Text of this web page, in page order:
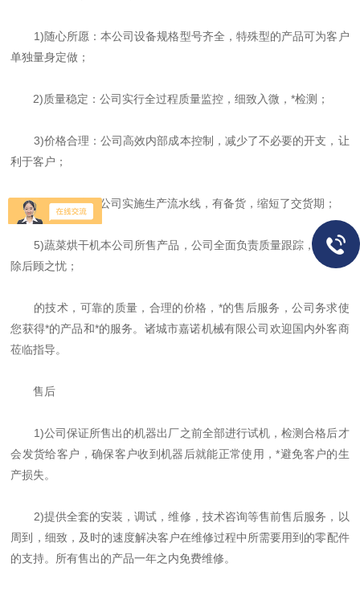
1)随心所愿：本公司设备规格型号齐全，特殊型的产品可为客户
单独量身定做；
2)质量稳定：公司实行全过程质量监控，细致入微，*检测；
3)价格合理：公司高效内部成本控制，减少了不必要的开支，让
利于客户；
4)交货便捷：公司实施生产流水线，有备货，缩短了交货期；
5)蔬菜烘干机本公司所售产品，公司全面负责质量跟踪，为您排
除后顾之忧；
的技术，可靠的质量，合理的价格，*的售后服务，公司务求使
您获得*的产品和*的服务。诸城市嘉诺机械有限公司欢迎国内外客商
莅临指导。
售后
1)公司保证所售出的机器出厂之前全部进行试机，检测合格后才
会发货给客户，确保客户收到机器后就能正常使用，*避免客户的生
产损失。
2)提供全套的安装，调试，维修，技术咨询等售前售后服务，以
周到，细致，及时的速度解决客户在维修过程中所需要用到的零配件
的支持。所有售出的产品一年之内免费维修。